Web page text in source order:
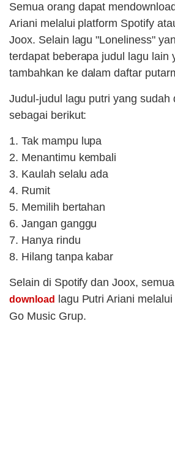
Semua orang dapat
Ariani melalui platform Spotify
Joox. Selain lagu "Loneliness"
terdapat beberapa judul lagu lain
tambahkan ke dalam daftar
Judul-judul lagu putri yang sudah
sebagai berikut:
1. Tak mampu lupa
2. Menantimu kembali
3. Kaulah selalu ada
4. Rumit
5. Memilih bertahan
6. Jangan ganggu
7. Hanya rindu
8. Hilang tanpa kabar
Selain di Spotify dan Joox,
download
lagu Putri Ariani
Go Music Grup.